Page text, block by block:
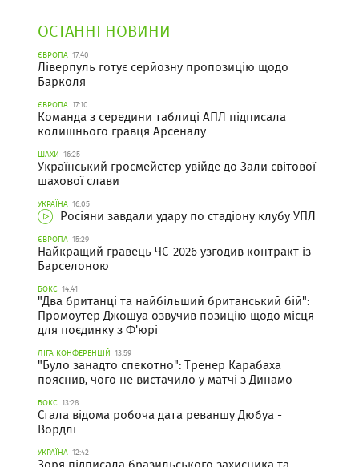
ОСТАННІ НОВИНИ
ЄВРОПА 17:40
Ліверпуль готує серйозну пропозицію щодо
Барколя
ЄВРОПА 17:10
Команда з середини таблиці АПЛ підписала
колишнього гравця Арсеналу
ШАХИ 16:25
Український гросмейстер увійде до Зали світової
шахової слави
УКРАЇНА 16:05
Росіяни завдали удару по стадіону клубу УПЛ
ЄВРОПА 15:29
Найкращий гравець ЧС-2026 узгодив контракт із
Барселоною
БОКС 14:41
"Два британці та найбільший британський бій":
Промоутер Джошуа озвучив позицію щодо місця
для поєдинку з Ф'юрі
ЛІГА КОНФЕРЕНЦІЙ 13:59
"Було занадто спекотно": Тренер Карабаха
пояснив, чого не вистачило у матчі з Динамо
БОКС 13:28
Стала відома робоча дата реваншу Дюбуа -
Вордлі
УКРАЇНА 12:42